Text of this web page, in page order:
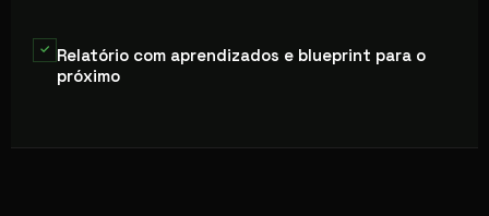
✓ Relatório com aprendizados e blueprint para o
próximo